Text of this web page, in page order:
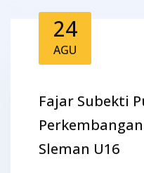
24
AGU
Fajar Subekti
Perkembangan
Sleman U16